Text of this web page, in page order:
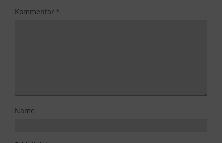
Kommentar *
Name